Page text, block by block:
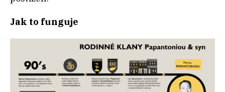
Jak to funguje